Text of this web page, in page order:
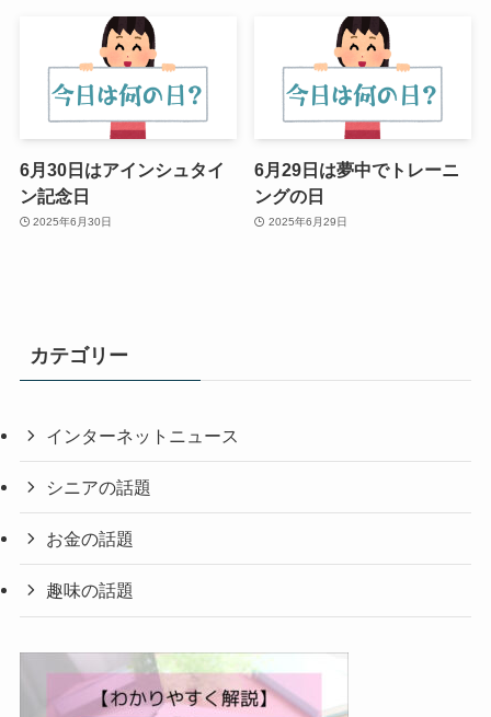
6月30日はアインシュタイ
ン記念日
2025年6月30日
6月29日は夢中でトレーニ
ングの日
2025年6月29日
カテゴリー
インターネットニュース
シニアの話題
お金の話題
趣味の話題